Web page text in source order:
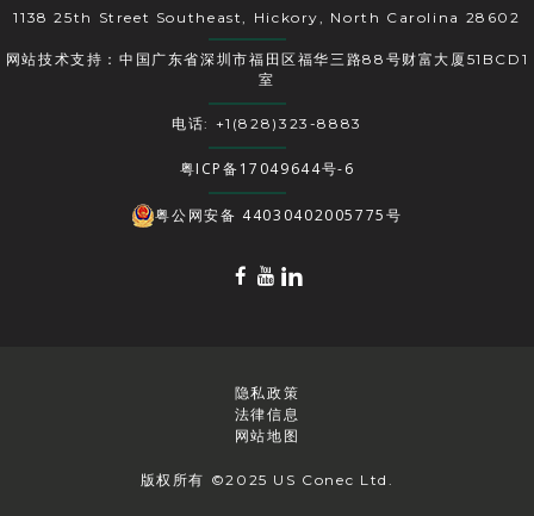
1138 25th Street Southeast, Hickory, North Carolina 28602
网站技术支持：中国广东省深圳市福田区福华三路88号财富大厦51BCD1
室
电话: +1(828)323-8883
粤ICP备17049644号-6
粤公网安备 44030402005775号
版权所有 ©2025 US Conec Ltd.
隐私政策
法律信息
网站地图